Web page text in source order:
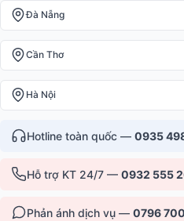
Đà Nẵng
Cần Thơ
Hà Nội
Hotline toàn quốc — 0935
Hỗ trợ KT 24/7 — 0932 555
Phản ánh dịch vụ — 0796